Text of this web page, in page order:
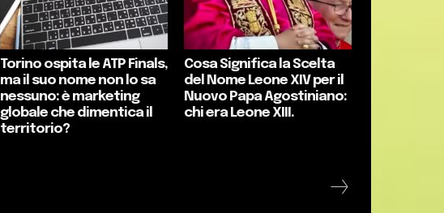
Torino ospita le ATP Finals,
ma il suo nome non lo sa
nessuno: è marketing
globale che dimentica il
territorio?
Cosa Significa la Scelta
del Nome Leone XIV per il
Nuovo Papa Agostiniano:
chi era Leone XIII.